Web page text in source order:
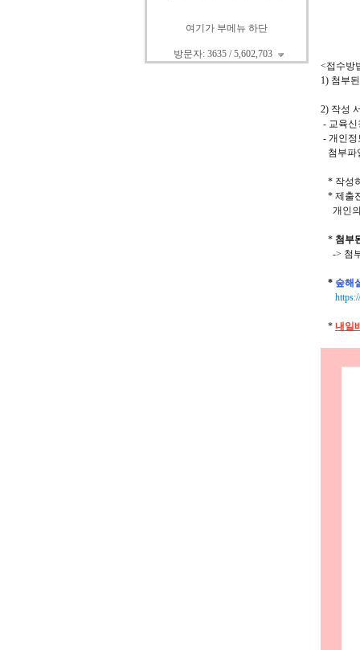
여기가 부메뉴 하단
방문자: 3635 / 5,602,703
<접수방
1) 첨부
2) 작성
- 교육
- 개인
첨부파
* 작성
* 제출
개인의
* 첨부
-> 첨부
* 숲해
* 내일